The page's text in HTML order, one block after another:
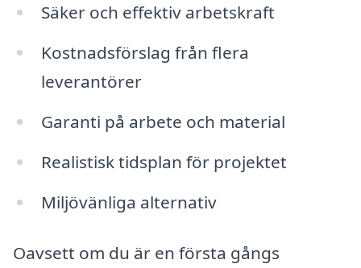
Säker och effektiv arbetskraft
Kostnadsförslag från flera
leverantörer
Garanti på arbete och material
Realistisk tidsplan för projektet
Miljövänliga alternativ
Oavsett om du är en första gångs